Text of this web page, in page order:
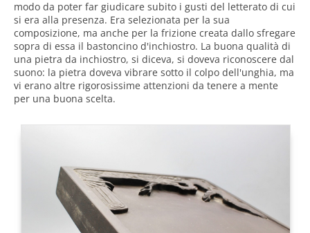
modo da poter far giudicare subito i gusti del letterato di cui
si era alla presenza. Era selezionata per la sua
composizione, ma anche per la frizione creata dallo sfregare
sopra di essa il bastoncino d'inchiostro. La buona qualità di
una pietra da inchiostro, si diceva, si doveva riconoscere dal
suono: la pietra doveva vibrare sotto il colpo dell'unghia, ma
vi erano altre rigorosissime attenzioni da tenere a mente
per una buona scelta.